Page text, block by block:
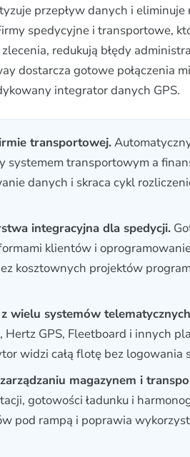
przepływ danych i
spedycyjne i transportowe,
redukują błędy
dostarcza gotowe połączenia
integrator danych GPS.
transportowej.
systemem transportowym a
danych i skraca cykl
integracyjna dla spedycji.
klientów i
kosztownych projektów
wielu systemów
Hertz GPS, Fleetboard i innych
widzi całą flotę bez logowania
magazynem i
gotowości ładunku i
pod rampą i poprawia